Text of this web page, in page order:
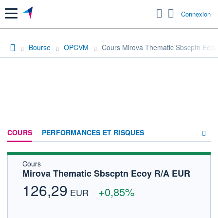
Menu Connexion
Bourse OPCVM Cours Mirova Thematic Sbscptn
COURS PERFORMANCES ET RISQUES
FORUM
Cours
Mirova Thematic Sbscptn Ecoy R/A EUR
126,29 EUR +0,85%